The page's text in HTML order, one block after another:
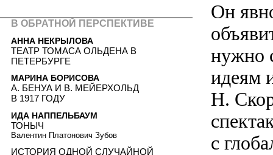
Он
нужно
идеям
Н.
с
В ОБРАТНОЙ ПЕРСПЕКТИВЕ
АННА НЕКРЫЛОВА
ТЕАТР ТОМАСА ОЛЬДЕНА В
ПЕТЕРБУРГЕ
МАРИНА БОРИСОВА
А. БЕНУА И В. МЕЙЕРХОЛЬД
В 1917 ГОДУ
ИДА НАППЕЛЬБАУМ
ТОНЫЧ
Валентин Платонович Зубов
ИСТОРИЯ ОДНОЙ СЛУЧАЙНОЙ